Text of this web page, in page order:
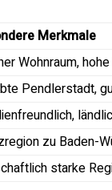
Merkmale
Wohnraum,
Pendlerstadt,
zu Baden-
starke